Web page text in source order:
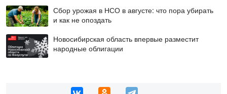
Сбор урожая в НСО в августе: что пора убирать
и как не опоздать
Новосибирская область впервые разместит
народные облигации